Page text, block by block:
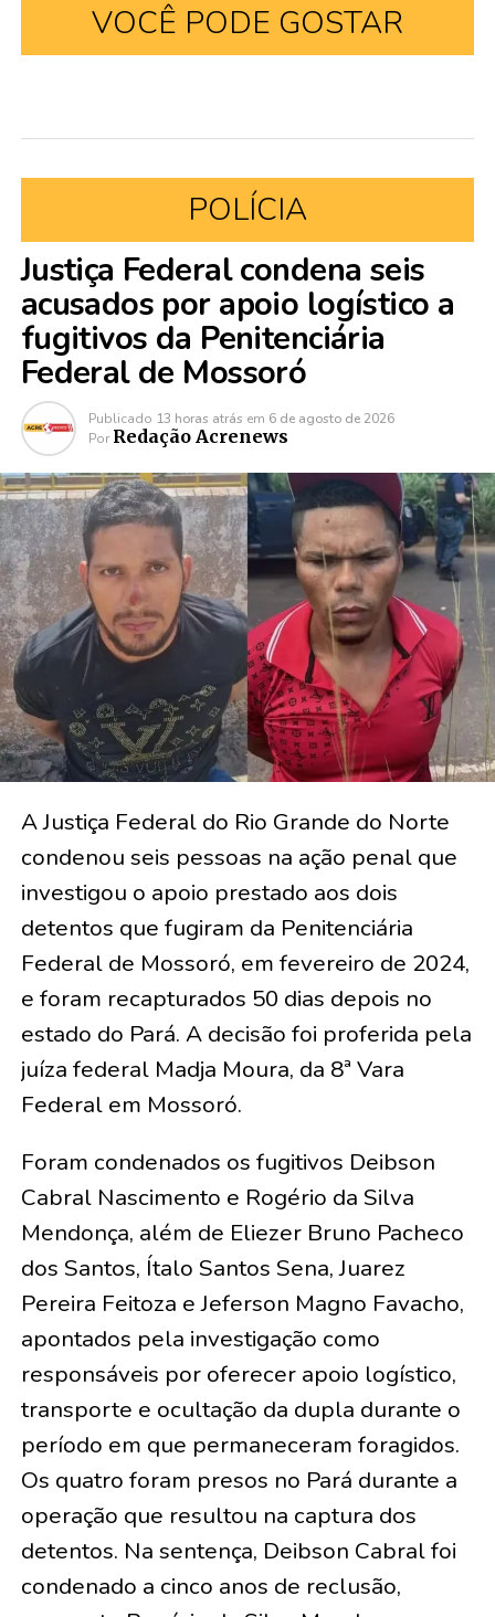
VOCÊ PODE GOSTAR
POLÍCIA
Justiça Federal condena seis
acusados por apoio logístico a
fugitivos da Penitenciária
Federal de Mossoró
Publicado 13 horas atrás em 6 de agosto de 2026
Por Redação Acrenews
A Justiça Federal do Rio Grande do Norte
condenou seis pessoas na ação penal que
investigou o apoio prestado aos dois
detentos que fugiram da Penitenciária
Federal de Mossoró, em fevereiro de 2024,
e foram recapturados 50 dias depois no
estado do Pará. A decisão foi proferida pela
juíza federal Madja Moura, da 8ª Vara
Federal em Mossoró.
Foram condenados os fugitivos Deibson
Cabral Nascimento e Rogério da Silva
Mendonça, além de Eliezer Bruno Pacheco
dos Santos, Ítalo Santos Sena, Juarez
Pereira Feitoza e Jeferson Magno Favacho,
apontados pela investigação como
responsáveis por oferecer apoio logístico,
transporte e ocultação da dupla durante o
período em que permaneceram foragidos.
Os quatro foram presos no Pará durante a
operação que resultou na captura dos
detentos. Na sentença, Deibson Cabral foi
condenado a cinco anos de reclusão,